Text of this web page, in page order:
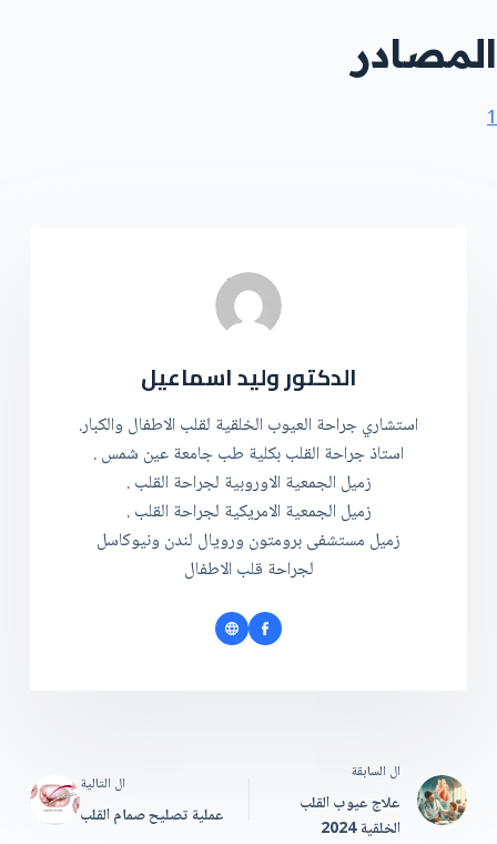
المصادر
1
الدكتور وليد اسماعيل
استشاري جراحة العيوب الخلقية لقلب الاطفال والكبار.
استاذ جراحة القلب بكلية طب جامعة عين شمس .
زميل الجمعية الاوروبية لجراحة القلب .
زميل الجمعية الامريكية لجراحة القلب .
زميل مستشفى برومتون ورويال لندن ونيوكاسل
لجراحة قلب الاطفال
ال السابقة
علاج عيوب القلب
الخلقية 2024
ال التالية
عملية تصليح صمام القلب